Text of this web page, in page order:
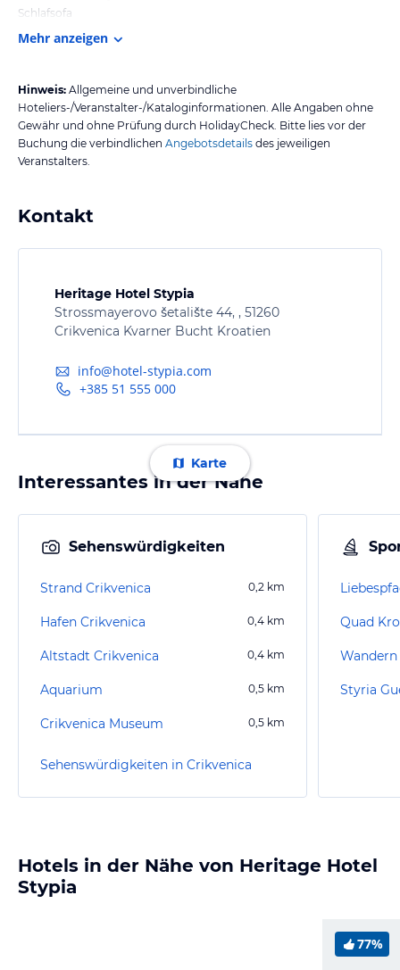
Schlafsofa
Mehr anzeigen
Hinweis: Allgemeine und unverbindliche
Hoteliers-/Veranstalter-/Kataloginformationen. Alle Angaben ohne
Gewähr und ohne Prüfung durch HolidayCheck. Bitte lies vor der
Buchung die verbindlichen Angebotsdetails des jeweiligen
Veranstalters.
Kontakt
Heritage Hotel Stypia
Strossmayerovo šetalište 44, , 51260
Crikvenica Kvarner Bucht Kroatien
info@hotel-stypia.com
+385 51 555 000
Karte
Interessantes in der Nähe
Sehenswürdigkeiten
Strand Crikvenica 0,2 km
Hafen Crikvenica 0,4 km
Altstadt Crikvenica 0,4 km
Aquarium 0,5 km
Crikvenica Museum 0,5 km
Sehenswürdigkeiten in Crikvenica
Quad
Styria
Hotels in der Nähe von Heritage Hotel
Stypia
77%